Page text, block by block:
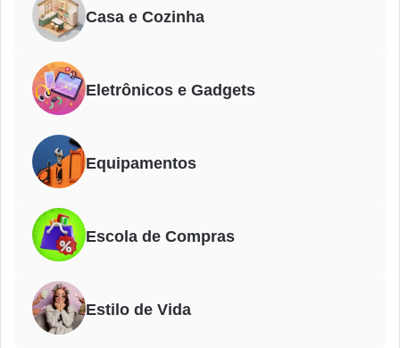
Casa e Cozinha
Eletrônicos e Gadgets
Equipamentos
Escola de Compras
Estilo de Vida